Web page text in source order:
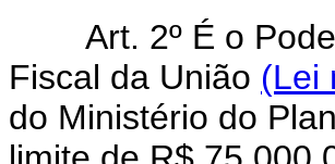
Art. 2º É o
Fiscal da União (Lei
do Ministério do